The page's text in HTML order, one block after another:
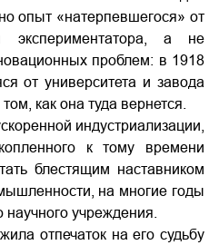
опыт «натерпевшегося» от
экспериментатора, а не
проблем: в 1918
от университета и завода
как она туда вернется.
индустриализации,
к тому времени
блестящим наставником
на многие годы
учреждения.
отпечаток на его судьбу